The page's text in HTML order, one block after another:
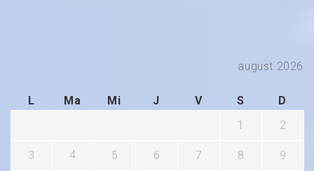
august 2026
L Ma Mi J V S
D
1
2
3 4 5 6 7 8 9